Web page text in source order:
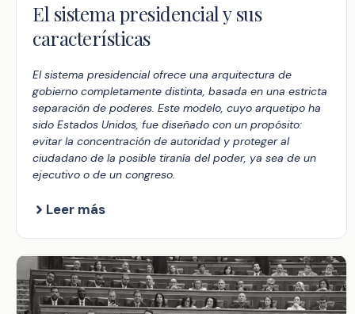
El sistema presidencial y sus
características
El sistema presidencial ofrece una arquitectura de
gobierno completamente distinta, basada en una estricta
separación de poderes. Este modelo, cuyo arquetipo ha
sido Estados Unidos, fue diseñado con un propósito:
evitar la concentración de autoridad y proteger al
ciudadano de la posible tiranía del poder, ya sea de un
ejecutivo o de un congreso.
Leer más